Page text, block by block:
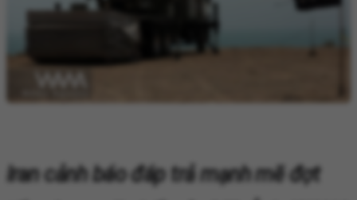
Iran cảnh báo đáp trả mạnh mẽ đợt